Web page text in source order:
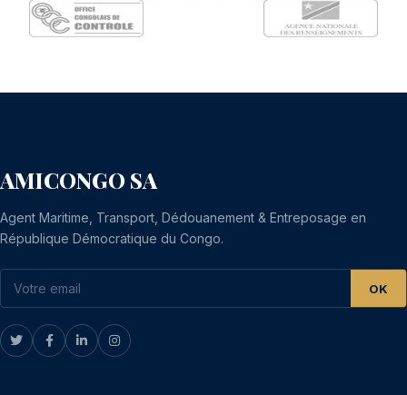
AMICONGO SA
Agent Maritime, Transport, Dédouanement & Entreposage en
République Démocratique du Congo.
OK